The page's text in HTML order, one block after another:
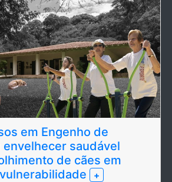
em Engenho de
envelhecer saudável
de cães em
+